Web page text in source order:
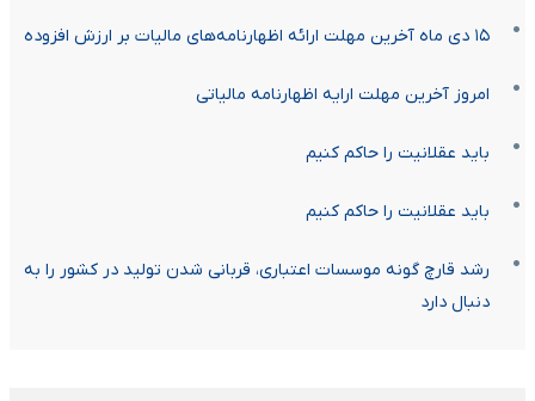
۱۵ دی ماه آخرین مهلت ارائه اظهارنامه‌های مالیات بر ارزش افزوده
امروز آخرین مهلت ارایه اظهارنامه مالیاتی
باید عقلانیت را حاکم کنیم
باید عقلانیت را حاکم کنیم
رشد قارچ گونه موسسات اعتباری، قربانی شدن تولید در کشور را به
دنبال دارد